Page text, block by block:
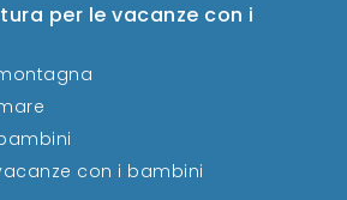
per le vacanze con i
con i bambini